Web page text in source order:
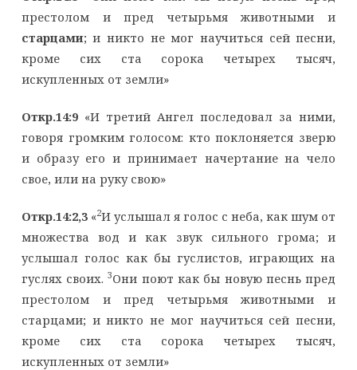
престолом и пред четырьмя животными и
старцами; и никто не мог научиться сей песни,
кроме сих ста сорока четырех тысяч,
искупленных от земли»
Откр.14:9«И третий Ангел последовал за ними,
говоря громким голосом: кто поклоняется зверю
и образу его и принимает начертание на чело
свое, или на руку свою»
Откр.14:2,3«2И услышал я голос с неба, как шум от
множества вод и как звук сильного грома; и
услышал голос как бы гуслистов, играющих на
гуслях своих.3Они поют как бы новую песнь пред
престолом и пред четырьмя животными и
старцами; и никто не мог научиться сей песни,
кроме сих ста сорока четырех тысяч,
искупленных от земли»